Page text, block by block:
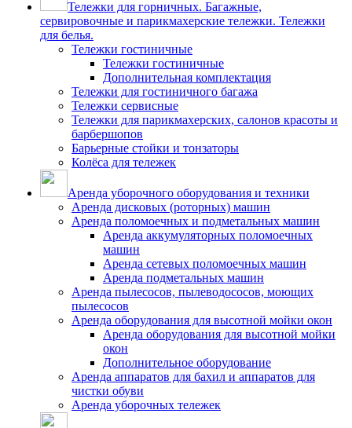
Тележки для горничных. Багажные,
сервировочные и парикмахерские тележки. Тележки
для белья.
Тележки гостиничные
Тележки гостиничные
Дополнительная комплектация
Тележки для гостиничного багажа
Тележки сервисные
Тележки для парикмахерских, салонов красоты и
барбершопов
Барьерные стойки и тонзаторы
Колёса для тележек
Аренда уборочного оборудования и техники
Аренда дисковых (роторных) машин
Аренда поломоечных и подметальных машин
Аренда аккумуляторных поломоечных
машин
Аренда сетевых поломоечных машин
Аренда подметальных машин
Аренда пылесосов, пылеводососов, моющих
пылесосов
Аренда оборудования для высотной мойки окон
Аренда оборудования для высотной мойки
окон
Дополнительное оборудование
Аренда аппаратов для бахил и аппаратов для
чистки обуви
Аренда уборочных тележек